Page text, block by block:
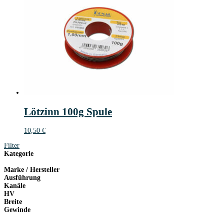
Lötzinn 100g Spule
10,50 €
Filter
Kategorie
Marke / Hersteller
Ausführung
Kanäle
HV
Breite
Gewinde